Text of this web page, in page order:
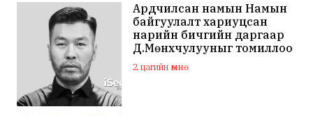
Ардчилсан намын Намын
байгуулалт хариуцсан
нарийн бичгийн даргаар
Д.Мөнхчулууныг томиллоо
2 цагийн өмнө